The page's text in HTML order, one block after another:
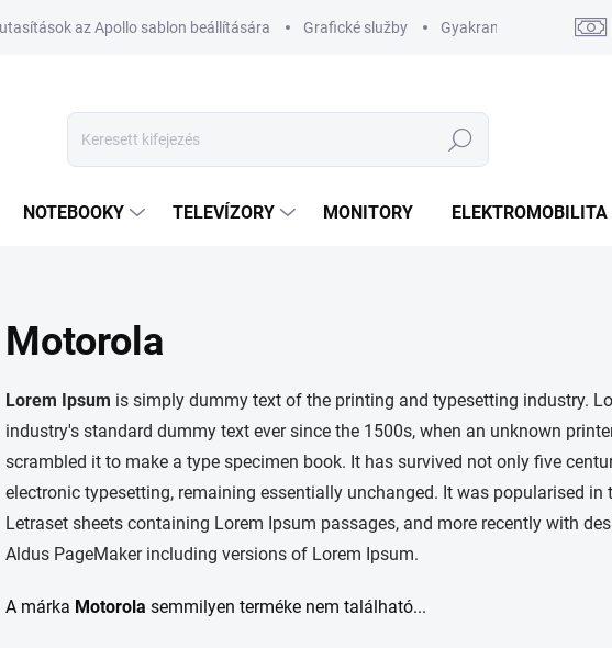
utasítások az Apollo sablon beállítására Grafické služby Gyakran Ismételt
Keresés
NOTEBOOKY TELEVÍZORY MONITORY ELEKTROMOBILITA
Motorola
Lorem Ipsum is simply dummy text of the printing and typesetting industry.
industry's standard dummy text ever since the 1500s, when an unknown
scrambled it to make a type specimen book. It has survived not only five
electronic typesetting, remaining essentially unchanged. It was popularised in
Letraset sheets containing Lorem Ipsum passages, and more recently with
Aldus PageMaker including versions of Lorem Ipsum.
A márka Motorola semmilyen terméke nem található...